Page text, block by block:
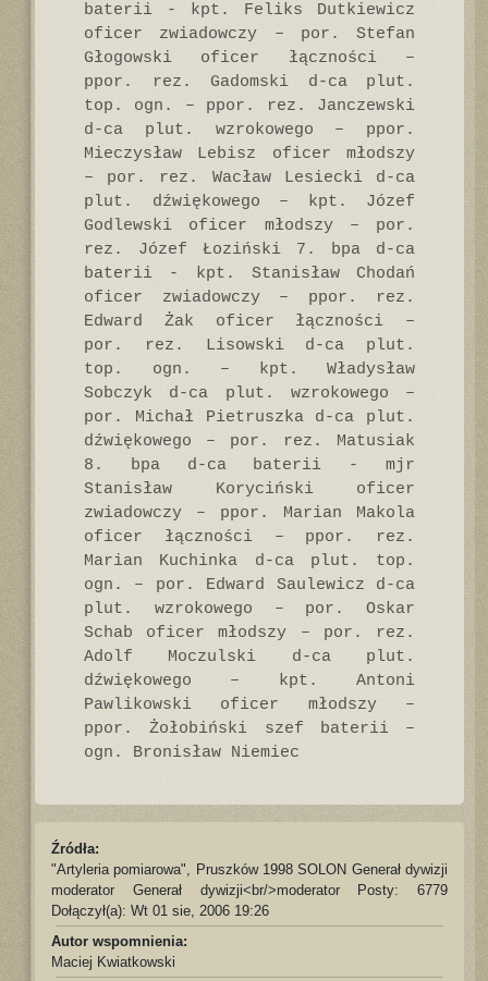
baterii - kpt. Feliks Dutkiewicz
oficer zwiadowczy – por. Stefan
Głogowski oficer łączności –
ppor. rez. Gadomski d-ca plut.
top. ogn. – ppor. rez. Janczewski
d-ca plut. wzrokowego – ppor.
Mieczysław Lebisz oficer młodszy
– por. rez. Wacław Lesiecki d-ca
plut. dźwiękowego – kpt. Józef
Godlewski oficer młodszy – por.
rez. Józef Łoziński 7. bpa d-ca
baterii - kpt. Stanisław Chodań
oficer zwiadowczy – ppor. rez.
Edward Żak oficer łączności –
por. rez. Lisowski d-ca plut.
top. ogn. – kpt. Władysław
Sobczyk d-ca plut. wzrokowego –
por. Michał Pietruszka d-ca plut.
dźwiękowego – por. rez. Matusiak
8. bpa d-ca baterii - mjr
Stanisław Koryciński oficer
zwiadowczy – ppor. Marian Makola
oficer łączności – ppor. rez.
Marian Kuchinka d-ca plut. top.
ogn. – por. Edward Saulewicz d-ca
plut. wzrokowego – por. Oskar
Schab oficer młodszy – por. rez.
Adolf Moczulski d-ca plut.
dźwiękowego – kpt. Antoni
Pawlikowski oficer młodszy –
ppor. Żołobiński szef baterii –
ogn. Bronisław Niemiec
Źródła:
"Artyleria pomiarowa", Pruszków 1998 SOLON Generał dywizji
moderator Generał dywizji<br/>moderator Posty: 6779
Dołączył(a): Wt 01 sie, 2006 19:26
Autor wspomnienia:
Maciej Kwiatkowski